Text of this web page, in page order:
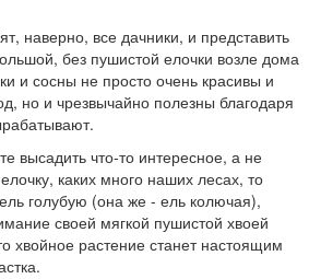
наверно, все дачники, и представить
без пушистой елочки возле дома
и сосны не просто очень красивы и
но и чрезвычайно полезны благодаря
высадить что-то интересное, а не
каких много наших лесах, то
голубую (она же - ель колючая),
своей мягкой пушистой хвоей
хвойное растение станет настоящим